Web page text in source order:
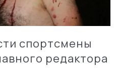
спортсмены
редактора